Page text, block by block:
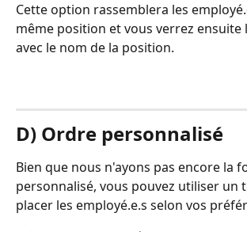
Cette option rassemblera les
même position et vous verrez ensuite
avec le nom de la position.
D) Ordre personnalisé
Bien que nous n'ayons pas encore la
personnalisé, vous pouvez utiliser un
placer les employé.e.s selon vos